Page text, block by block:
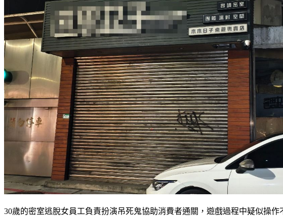
30歲的密室逃脫女員工負責扮演吊死鬼協助消費者通關，遊戲過程中疑似操